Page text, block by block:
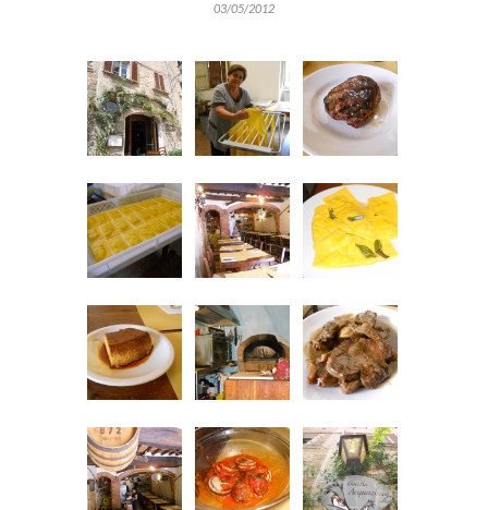
03/05/2012